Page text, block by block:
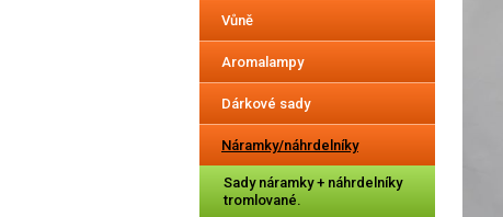
Vůně
Aromalampy
Dárkové sady
Náramky/náhrdelníky
Sady náramky + náhrdelníky
tromlované.